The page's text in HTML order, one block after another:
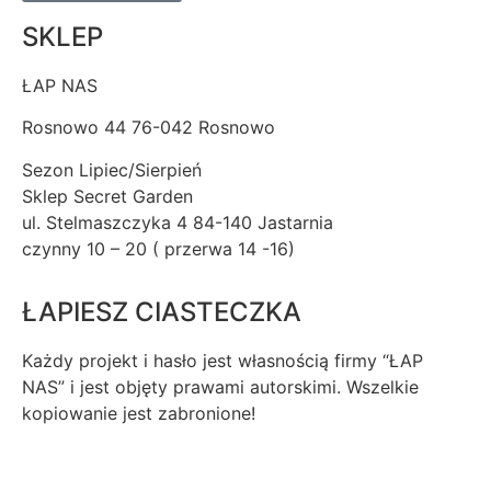
SKLEP
ŁAP NAS
Rosnowo 44 76-042 Rosnowo
Sezon Lipiec/Sierpień
Sklep Secret Garden
ul. Stelmaszczyka 4 84-140 Jastarnia
czynny 10 – 20 ( przerwa 14 -16)
ŁAPIESZ CIASTECZKA
Każdy projekt i hasło jest własnością firmy “ŁAP
NAS” i jest objęty prawami autorskimi. Wszelkie
kopiowanie jest zabronione!